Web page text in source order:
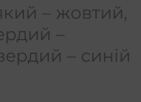
– жовтий,
–
– синій